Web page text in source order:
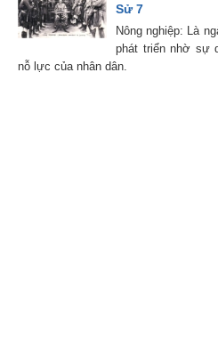
Sử 7
Nông nghiệp: Là
phát triển nhờ sự
nỗ lực của nhân dân.